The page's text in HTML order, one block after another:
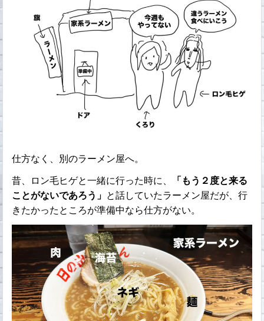
仕方なく、別のラーメン屋へ。
昔、ロン毛ヒゲと一緒に行った時に、 「もう２度と来る
ことがないであろう」 と話していたラーメン屋だが、行
きたかったところが準備中なら仕方がない。